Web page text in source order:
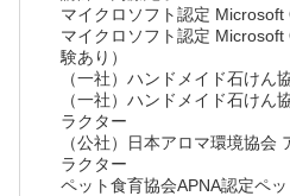
マイクロソフト認定
マイクロソフト認定
験あり）
（一社）ハンドメイド石けん
（一社）ハンドメイド石けん
ラクター
（公社）日本アロマ環境協会
ラクター
ペット食育協会APNA認定ペ